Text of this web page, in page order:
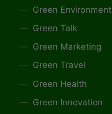
Green Environment
Green Talk
Green Marketing
Green Travel
Green Health
Green Innovation